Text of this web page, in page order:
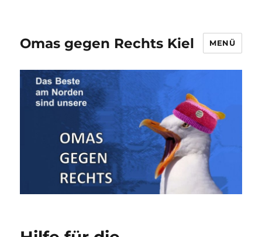
Omas gegen Rechts Kiel MENÜ